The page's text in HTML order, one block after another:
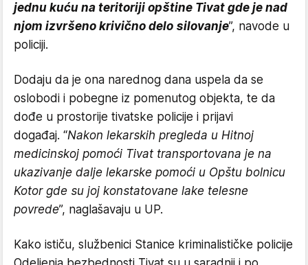
jednu kuću na teritoriji opštine Tivat gde je nad
njom izvršeno krivično delo silovanje”, navode u
policiji.
Dodaju da je ona narednog dana uspela da se
oslobodi i pobegne iz pomenutog objekta, te da
dođe u prostorije tivatske policije i prijavi
događaj. “Nakon lekarskih pregleda u Hitnoj
medicinskoj pomoći Tivat transportovana je na
ukazivanje dalje lekarske pomoći u Opštu bolnicu
Kotor gde su joj konstatovane lake telesne
povrede”, naglašavaju u UP.
Kako ističu, službenici Stanice kriminalističke policije